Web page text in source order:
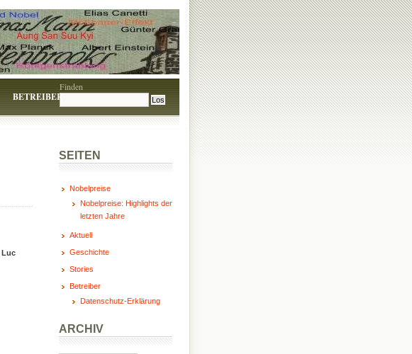
BETREIBER
Finden
Luc
SEITEN
Nobelpreise
Nobelpreise: Highlights der
letzten Jahre
Aktuell
Geschichte
Stories
Betreiber
Datenschutz-Erklärung
ARCHIV